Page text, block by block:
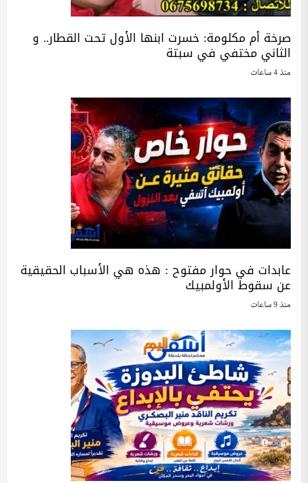
صرخة أم مكلومة: خسرت ابنها الأول تحت القطار.. و
الثاني مختفي في سبتة
منذ 4 ساعات
عابدات في حوار مفتوح : هذه هي الأسباب الحقيقية
عن سقوط الأولمبيك
منذ 9 ساعات